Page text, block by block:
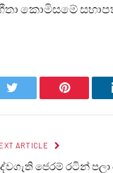
කොමිසමේ
Twitter Pinterest
ARTICLE
ජෙරම් රටින්